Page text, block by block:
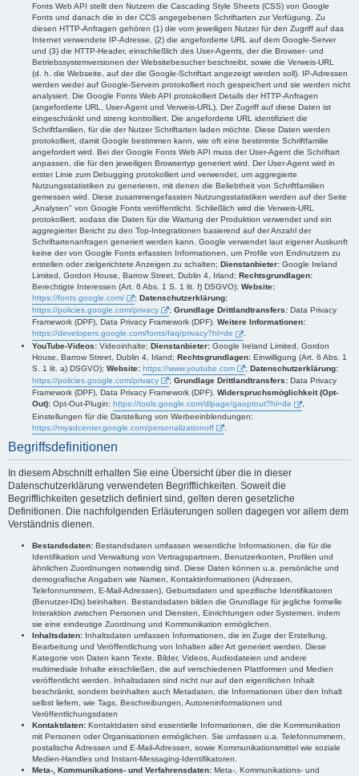
Fonts Web API stellt den Nutzern die Cascading Style Sheets (CSS) von Google
Fonts und danach die in der CCS angegebenen Schriftarten zur Verfügung. Zu
diesen HTTP-Anfragen gehören (1) die vom jeweiligen Nutzer für den Zugriff auf das
Internet verwendete IP-Adresse, (2) die angeforderte URL auf dem Google-Server
und (3) die HTTP-Header, einschließlich des User-Agents, der die Browser- und
Betriebssystemversionen der Websitebesucher beschreibt, sowie die Verweis-URL
(d. h. die Webseite, auf der die Google-Schriftart angezeigt werden soll). IP-Adressen
werden weder auf Google-Servern protokolliert noch gespeichert und sie werden nicht
analysiert. Die Google Fonts Web API protokolliert Details der HTTP-Anfragen
(angeforderte URL, User-Agent und Verweis-URL). Der Zugriff auf diese Daten ist
eingeschränkt und streng kontrolliert. Die angeforderte URL identifiziert die
Schriftfamilien, für die der Nutzer Schriftarten laden möchte. Diese Daten werden
protokolliert, damit Google bestimmen kann, wie oft eine bestimmte Schriftfamilie
angefordert wird. Bei der Google Fonts Web API muss der User-Agent die Schriftart
anpassen, die für den jeweiligen Browsertyp generiert wird. Der User-Agent wird in
erster Linie zum Debugging protokolliert und verwendet, um aggregierte
Nutzungsstatistiken zu generieren, mit denen die Beliebtheit von Schriftfamilien
gemessen wird. Diese zusammengefassten Nutzungsstatistiken werden auf der Seite
„Analysen" von Google Fonts veröffentlicht. Schließlich wird die Verweis-URL
protokolliert, sodass die Daten für die Wartung der Produktion verwendet und ein
aggregierter Bericht zu den Top-Integrationen basierend auf der Anzahl der
Schriftartenanfragen generiert werden kann. Google verwendet laut eigener Auskunft
keine der von Google Fonts erfassten Informationen, um Profile von Endnutzern zu
erstellen oder zielgerichtete Anzeigen zu schalten; Dienstanbieter: Google Ireland
Limited, Gordon House, Barrow Street, Dublin 4, Irland; Rechtsgrundlagen:
Berechtigte Interessen (Art. 6 Abs. 1 S. 1 lit. f) DSGVO); Website:
https://fonts.google.com/
; Datenschutzerklärung:
https://policies.google.com/privacy
; Grundlage Drittlandtransfers: Data Privacy
Framework (DPF), Data Privacy Framework (DPF). Weitere Informationen:
https://developers.google.com/fonts/faq/privacy?hl=de
.
YouTube-Videos: Videoinhalte; Dienstanbieter: Google Ireland Limited, Gordon
House, Barrow Street, Dublin 4, Irland; Rechtsgrundlagen: Einwilligung (Art. 6 Abs. 1
S. 1 lit. a) DSGVO); Website: https://www.youtube.com ; Datenschutzerklärung:
https://policies.google.com/privacy
; Grundlage Drittlandtransfers: Data Privacy
Framework (DPF), Data Privacy Framework (DPF). Widerspruchsmöglichkeit (Opt-
Out): Opt-Out-Plugin: https://tools.google.com/dlpage/gaoptout?hl=de
,
Einstellungen für die Darstellung von Werbeeinblendungen:
https://myadcenter.google.com/personalizationoff
Begriffsdefinitionen
In diesem Abschnitt erhalten Sie eine Übersicht über die in dieser
Datenschutzerklärung verwendeten Begrifflichkeiten. Soweit die
Begrifflichkeiten gesetzlich definiert sind, gelten deren gesetzliche
Definitionen. Die nachfolgenden Erläuterungen sollen dagegen vor allem dem
Verständnis dienen.
Bestandsdaten: Bestandsdaten umfassen wesentliche Informationen, die für die
Identifikation und Verwaltung von Vertragspartnern, Benutzerkonten, Profilen und
ähnlichen Zuordnungen notwendig sind. Diese Daten können u.a. persönliche und
demografische Angaben wie Namen, Kontaktinformationen (Adressen,
Telefonnummern, E-Mail-Adressen), Geburtsdaten und spezifische Identifikatoren
(Benutzer-IDs) beinhalten. Bestandsdaten bilden die Grundlage für jegliche formelle
Interaktion zwischen Personen und Diensten, Einrichtungen oder Systemen, indem
sie eine eindeutige Zuordnung und Kommunikation ermöglichen.
Inhaltsdaten: Inhaltsdaten umfassen Informationen, die im Zuge der Erstellung,
Bearbeitung und Veröffentlichung von Inhalten aller Art generiert werden. Diese
Kategorie von Daten kann Texte, Bilder, Videos, Audiodateien und andere
multimediale Inhalte einschließen, die auf verschiedenen Plattformen und Medien
veröffentlicht werden. Inhaltsdaten sind nicht nur auf den eigentlichen Inhalt
beschränkt, sondern beinhalten auch Metadaten, die Informationen über den Inhalt
selbst liefern, wie Tags, Beschreibungen, Autoreninformationen und
Veröffentlichungsdaten
Kontaktdaten: Kontaktdaten sind essentielle Informationen, die die Kommunikation
mit Personen oder Organisationen ermöglichen. Sie umfassen u.a. Telefonnummern,
postalische Adressen und E-Mail-Adressen, sowie Kommunikationsmittel wie soziale
Medien-Handles und Instant-Messaging-Identifikatoren.
Meta-, Kommunikations- und Verfahrensdaten: Meta-, Kommunikations- und